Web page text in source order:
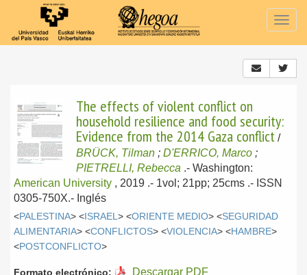
The effects of violent conflict on
household resilience and food security:
Evidence from the 2014 Gaza conflict /
BRÜCK, Tilman ; D'ERRICO, Marco ;
PIETRELLI, Rebecca .- Washington:
American University , 2019 .- 1vol; 21pp; 25cms .- ISSN
0305-750X.- Inglés
<PALESTINA> <ISRAEL > <ORIENTE MEDIO> <SEGURIDAD
ALIMENTARIA> <CONFLICTOS> <VIOLENCIA> <HAMBRE>
<POSTCONFLICTO>
Formato electrónico: Descargar PDF